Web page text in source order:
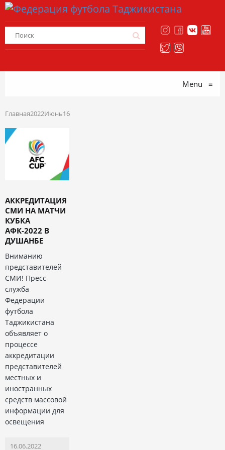
Menu ≡
Главная2022Июнь16
АККРЕДИТАЦИЯ
СМИ НА МАТЧИ
КУБКА
АФК-2022 В
ДУШАНБЕ
Вниманию
представителей
СМИ! Пресс-
служба
Федерации
футбола
Таджикистана
объявляет о
процессе
аккредитации
представителей
местных и
иностранных
средств массовой
информации для
освещения
16.06.2022